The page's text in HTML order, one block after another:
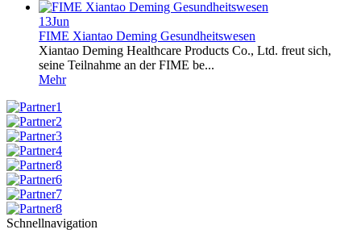
13Jun
FIME Xiantao Deming Gesundheitswesen
Xiantao Deming Healthcare Products Co., Ltd. freut sich,
seine Teilnahme an der FIME be...
Mehr
Schnellnavigation